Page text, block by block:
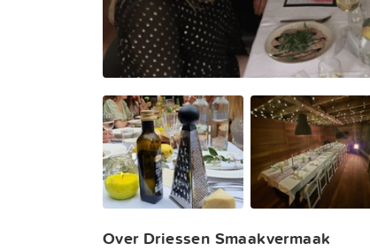
Over Driessen Smaakvermaak